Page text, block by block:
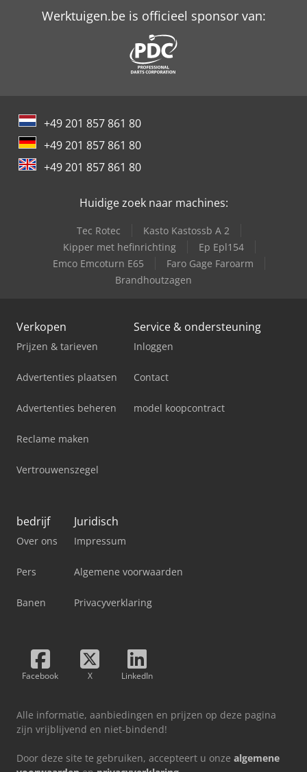
Profi Press
Schaffer 345 S
Werktuigen.be is officieel sponsor van:
+49 201 857 861 80
+49 201 857 861 80
+49 201 857 861 80
Huidige zoek naar machines:
Tec Rotec
Kasto Kastossb A 2
Kipper met hefinrichting
Ep Epl154
Emco Emcoturn E65
Faro Gage Faroarm
Brandhoutzagen
Verkopen
Prijzen & tarieven
Advertenties plaatsen
Advertenties beheren
Reclame maken
Vertrouwenszegel
Service & ondersteuning
Inloggen
Contact
model koopcontract
bedrijf
Over ons
Pers
Banen
Juridisch
Impressum
Algemene voorwaarden
Privacyverklaring
Facebook X LinkedIn
Alle informatie, aanbiedingen en prijzen op deze pagina
zijn vrijblijvend en niet-bindend!
Door deze site te gebruiken, accepteert u onze algemene